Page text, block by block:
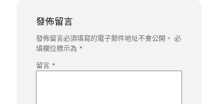
發佈留言
發佈留言必須填寫的電子郵件地址不會公開。 必
填欄位標示為 *
留言 *